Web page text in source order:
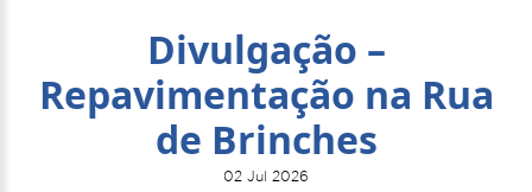
Divulgação –
Repavimentação na Rua
de Brinches
02 Jul 2026